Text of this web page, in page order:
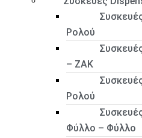
Ρολού
– ΖΑΚ
Ρολού
Φύλλο – Φύλλο